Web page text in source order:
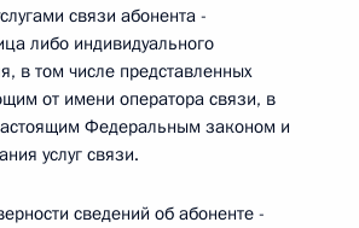
связи абонента -
либо индивидуального
в том числе представленных
от имени оператора связи, в
Федеральным законом и
услуг связи.
сведений об абоненте -